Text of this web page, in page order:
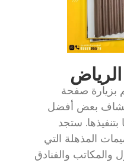
بزيارة صفحة
بعض أفضل
ستجد
المذهلة التي
والمكاتب والفنادق